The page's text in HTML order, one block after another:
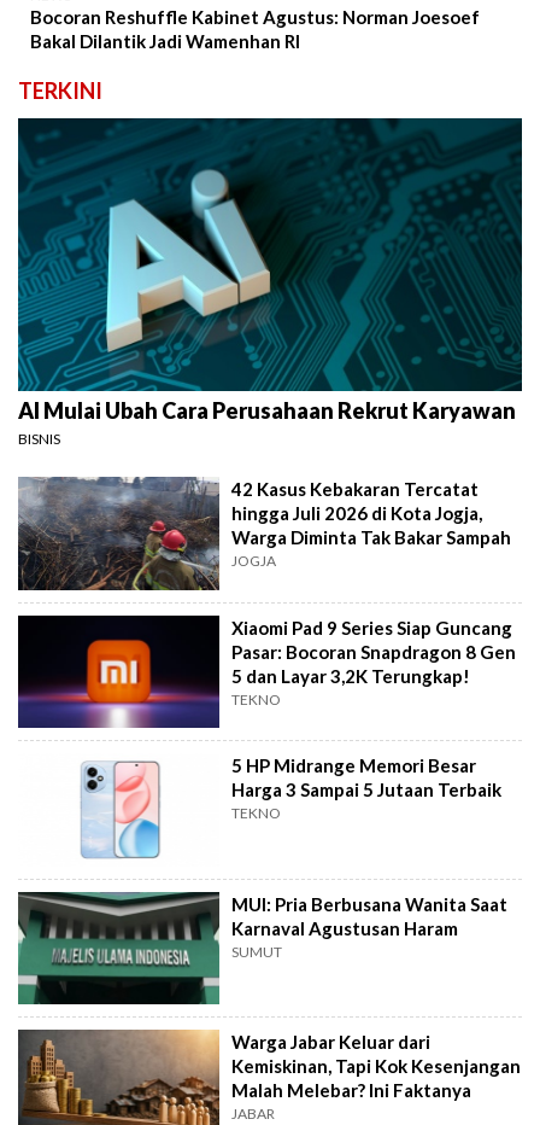
Bocoran Reshuffle Kabinet Agustus: Norman Joesoef
Bakal Dilantik Jadi Wamenhan RI
TERKINI
AI Mulai Ubah Cara Perusahaan Rekrut Karyawan
BISNIS
42 Kasus Kebakaran Tercatat
hingga Juli 2026 di Kota Jogja,
Warga Diminta Tak Bakar Sampah
JOGJA
Xiaomi Pad 9 Series Siap Guncang
Pasar: Bocoran Snapdragon 8 Gen
5 dan Layar 3,2K Terungkap!
TEKNO
5 HP Midrange Memori Besar
Harga 3 Sampai 5 Jutaan Terbaik
TEKNO
MUI: Pria Berbusana Wanita Saat
Karnaval Agustusan Haram
SUMUT
Warga Jabar Keluar dari
Kemiskinan, Tapi Kok Kesenjangan
Malah Melebar? Ini Faktanya
JABAR